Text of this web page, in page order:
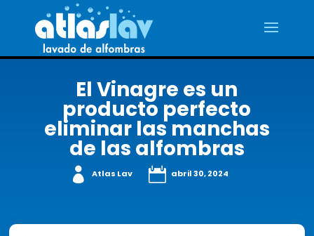
El Vinagre es un
producto perfecto
eliminar las manchas
de las alfombras
 Atlas Lav  abril 30, 2024